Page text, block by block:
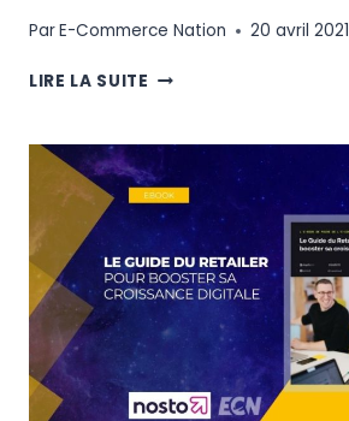
ParE-Commerce Nation 20 avril 2021
LIRE LA SUITE RGPD
VOS
REVENUS
GRÂCE
À
UNE
BONNE
GESTION
DU
CONSENTEMENT
DES